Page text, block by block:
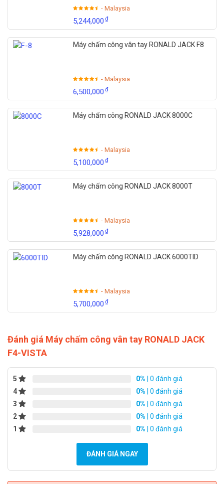
- Malaysia
5,244,000₫
Máy chấm công vân tay RONALD JACK F8
- Malaysia
6,500,000₫
Máy chấm công RONALD JACK 8000C
- Malaysia
5,100,000₫
Máy chấm công RONALD JACK 8000T
- Malaysia
5,928,000₫
Máy chấm công RONALD JACK 6000TID
- Malaysia
5,700,000₫
Đánh giá Máy chấm công vân tay RONALD JACK
F4-VISTA
5 0% | 0 đánh giá
4
0% | 0 đánh giá
3
0% | 0 đánh giá
2
0% | 0 đánh giá
1
0% | 0 đánh giá
ĐÁNH GIÁ NGAY